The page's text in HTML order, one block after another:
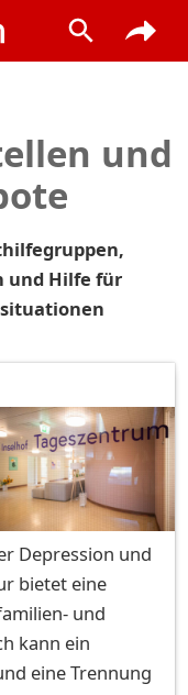
und
und Hilfe für
Depression und
bietet eine
und
kann ein
eine Trennung